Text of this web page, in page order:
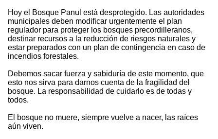
Hoy el Bosque Panul está desprotegido. Las autoridades
municipales deben modificar urgentemente el plan
regulador para proteger los bosques precordilleranos,
destinar recursos a la reducción de riesgos naturales y
estar preparados con un plan de contingencia en caso de
incendios forestales.
Debemos sacar fuerza y sabiduría de este momento, que
esto nos sirva para darnos cuenta de la fragilidad del
bosque. La responsabilidad de cuidarlo es de todas y
todos.
El bosque no muere, siempre vuelve a nacer, las raíces
aún viven.